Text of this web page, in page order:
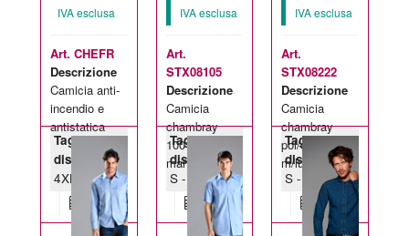
IVA esclusa
Art. CHEFR
Descrizione
Camicia anti-
incendio e
antistatica
Taglie
disponibili:
4XL-3XL
IVA esclusa
Art.
STX08105
Descrizione
Camicia
chambray
100% cotone
manica lunga
Taglie
disponibili:
S - XXL
IVA esclusa
Art.
STX08222
Descrizione
Camicia
chambray
pol/cot 125 gr
m/lunga
Taglie
disponibili:
S - XXL